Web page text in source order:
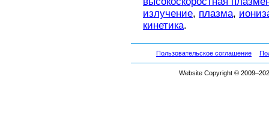
излучение, плазма,
кинетика.
Пользовательское соглашение
Website Copyright ©